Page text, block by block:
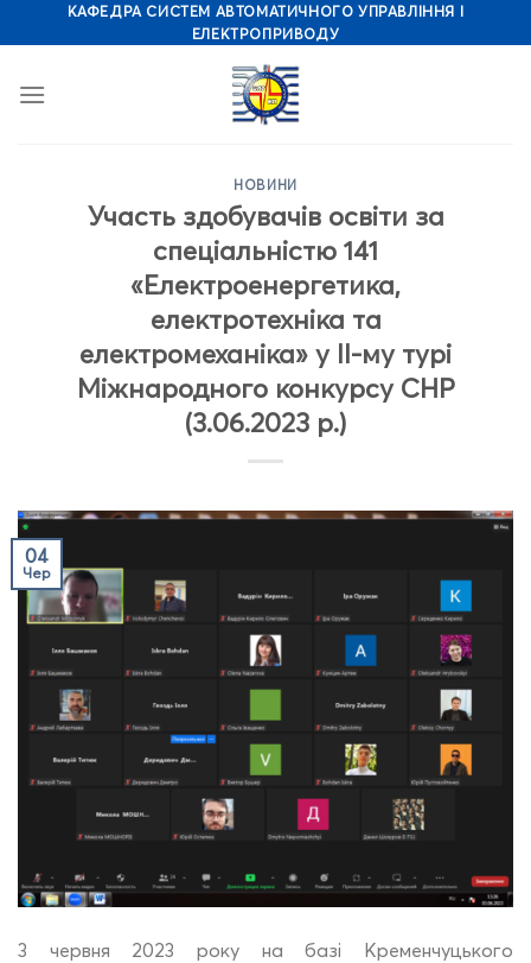
to
КАФЕДРА СИСТЕМ АВТОМАТИЧНОГО УПРАВЛІННЯ І
ЕЛЕКТРОПРИВОДУ
НОВИНИ
Участь здобувачів освіти за
спеціальністю 141
«Електроенергетика,
електротехніка та
електромеханіка» у ІІ-му турі
Міжнародного конкурсу СНР
(3.06.2023 р.)
04
Чер
3 червня 2023 року на базі Кременчуцького